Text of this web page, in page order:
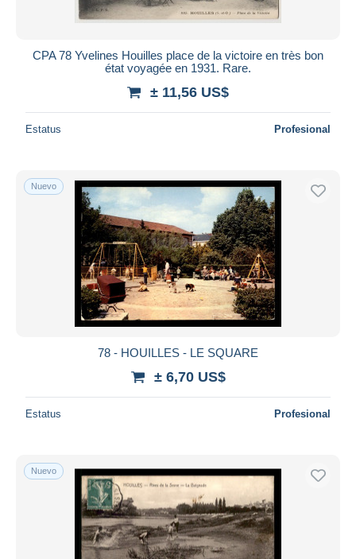
CPA 78 Yvelines Houilles place de la victoire en très bon
état voyagée en 1931. Rare.
± 11,56 US$
Estatus Profesional
Nuevo
78 - HOUILLES - LE SQUARE
± 6,70 US$
Estatus Profesional
Nuevo